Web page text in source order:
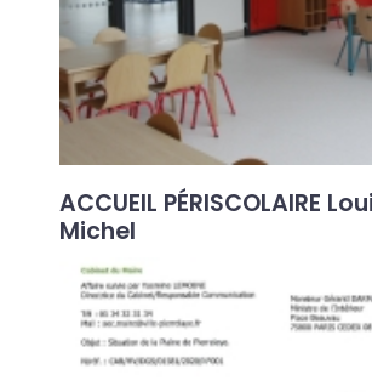
ACCUEIL PÉRISCOLAIRE
Michel